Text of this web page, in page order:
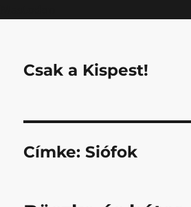
Csak a Kispest!
Címke:Siófok